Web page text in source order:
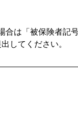
合は「被保険者記
してください。